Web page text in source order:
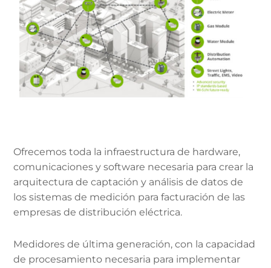
Ofrecemos toda la infraestructura de hardware,
comunicaciones y software necesaria para crear la
arquitectura de captación y análisis de datos de
los sistemas de medición para facturación de las
empresas de distribución eléctrica.
Medidores de última generación, con la capacidad
de procesamiento necesaria para implementar